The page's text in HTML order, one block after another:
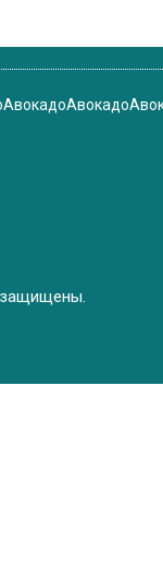
АвокадоАвокадо
защищены.